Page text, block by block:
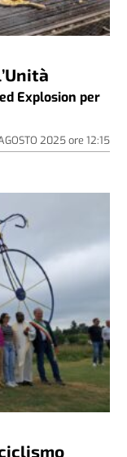
Explosion per
2025ore 12:15